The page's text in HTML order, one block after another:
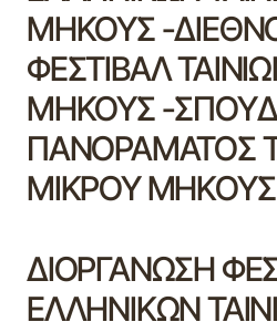
ΜΗΚΟΥΣ -
ΦΕΣΤΙΒΑΛ
ΜΗΚΟΥΣ -
ΠΑΝΟΡΑΜΑΤΟΣ
ΜΙΚΡΟΥ ΜΗΚΟΥΣ
ΔΙΟΡΓΑΝΩΣΗ
ΕΛΛΗΝΙΚΩΝ